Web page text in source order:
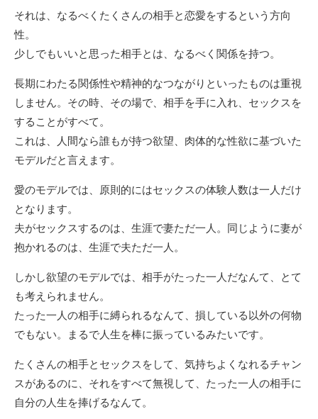
それは、なるべくたくさんの相手と恋愛をするという方向
性。
少しでもいいと思った相手とは、なるべく関係を持つ。
長期にわたる関係性や精神的なつながりといったものは重視
しません。その時、その場で、相手を手に入れ、セックスを
することがすべて。
これは、人間なら誰もが持つ欲望、肉体的な性欲に基づいた
モデルだと言えます。
愛のモデルでは、原則的にはセックスの体験人数は一人だけ
となります。
夫がセックスするのは、生涯で妻ただ一人。同じように妻が
抱かれるのは、生涯で夫ただ一人。
しかし欲望のモデルでは、相手がたった一人だなんて、とて
も考えられません。
たった一人の相手に縛られるなんて、損している以外の何物
でもない。まるで人生を棒に振っているみたいです。
たくさんの相手とセックスをして、気持ちよくなれるチャン
スがあるのに、それをすべて無視して、たった一人の相手に
自分の人生を捧げるなんて。